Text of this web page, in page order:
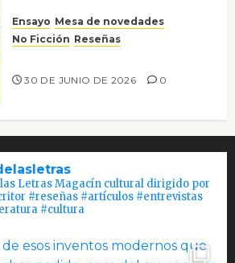
Ensayo Mesa de novedades
No Ficción Reseñas
30 DE JUNIO DE 2026 0
Letras Magacín cultural dirigido por
#reseñas #artículos #entrevistas
#cultura